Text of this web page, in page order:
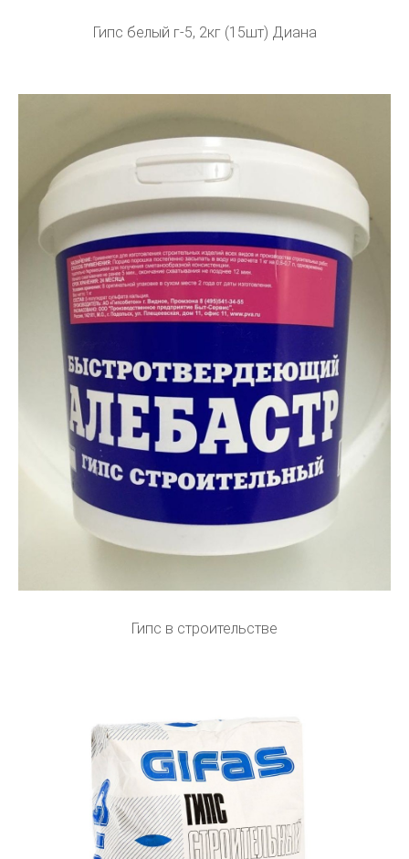
Гипс белый г-5, 2кг (15шт) Диана
Гипс в строительстве